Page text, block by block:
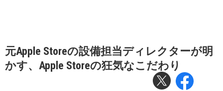
元Apple Storeの設備担当ディレクターが明
かす、Apple Storeの狂気なこだわり